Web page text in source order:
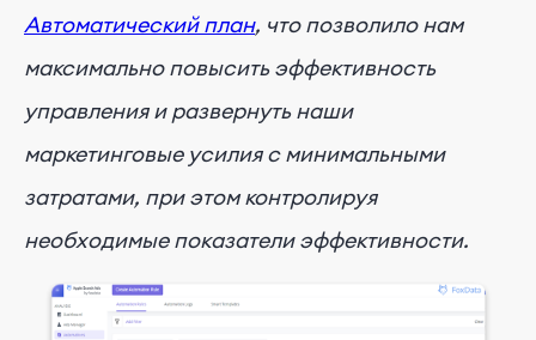
Автоматический план, что позволило нам
максимально повысить эффективность
управления и развернуть наши
маркетинговые усилия с минимальными
затратами, при этом контролируя
необходимые показатели эффективности.